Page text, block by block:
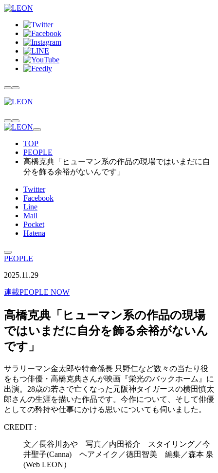
TOP
PEOPLE
高橋克典「ヒューマン系の作品の現場ではいまだに自
分を飾る余裕がないんです」
Twitter
Facebook
Line
Mail
Pocket
Hatena
PEOPLE
2025.11.29
連載PEOPLE NOW
高橋克典「ヒューマン系の作品の現場
ではいまだに自分を飾る余裕がないん
です」
サラリーマン金太郎や特命係長 只野仁など数々の当たり役
をもつ俳優・高橋克典さんが映画『栄光のバックホーム』に
出演。28歳の若さで亡くなった元阪神タイガースの横田慎太
郎さんの生涯を描いた作品です。今作について、そして俳優
としての矜持や仕事にかける思いについても伺いました。
CREDIT :
文／長谷川あや 写真／内田裕介 スタイリング／今
井聖子(Canna) ヘアメイク／徳田智美 編集／森本 泉
(Web LEON）